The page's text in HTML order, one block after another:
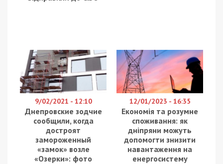
9/02/2021 - 12:10
Днепровские зодчие
сообщили, когда
достроят
замороженный
«замок» возле
«Озерки»: фото
12/01/2023 - 16:35
Економія та розумне
споживання: як
дніпряни можуть
допомогти знизити
навантаження на
енергосистему